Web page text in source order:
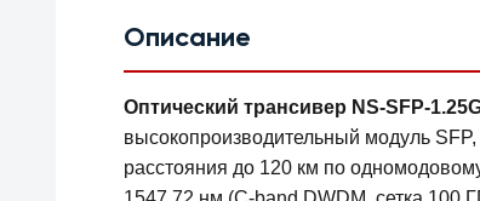
Описание
Оптический трансивер NS-SFP-
высокопроизводительный модуль
расстояния до 120 км по